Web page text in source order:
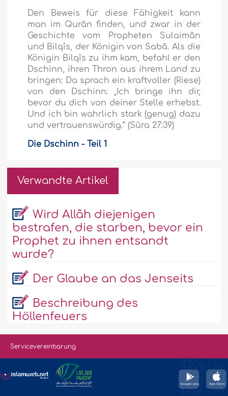
Den Beweis für diese Fähigkeit kann
man im Qurân finden, und zwar in der
Geschichte vom Propheten Sulaimân
und Bilqîs, der Königin von Sabâ. Als die
Königin Bilqîs zu ihm kam, befahl er den
Dschinn, ihren Thron aus ihrem Land zu
bringen: Da sprach ein kraftvoller (Riese)
von den Dschinn: „Ich bringe ihn dir,
bevor du dich von deiner Stelle erhebst.
Und ich bin wahrlich stark (genug) dazu
und vertrauenswürdig.“ (Sûra 27:39)
Die Dschinn - Teil 1
Verwandte Artikel
Wird Allâh diejenigen
bestrafen, die starben, bevor ein
Prophet zu ihnen entsandt
wurde?
Der Glaube an das Jenseits
Beschreibung des
Höllenfeuers
Servicevereinbarung